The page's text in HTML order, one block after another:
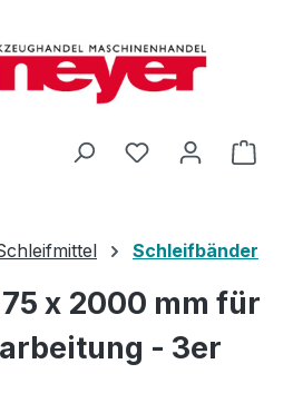
Du hast 0
Schleifbänder
x 2000 mm für
- 3er